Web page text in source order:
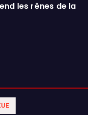
les rênes de la